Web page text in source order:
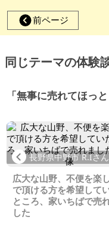
前ページ
同じテーマの体験
「無事に売れてほっ
Previous
長野県中野市 R.Iさん
広大な山野、不便を楽
で頂ける方を希望して
ところ、家いちばで売
した